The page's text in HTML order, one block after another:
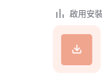
啟用安